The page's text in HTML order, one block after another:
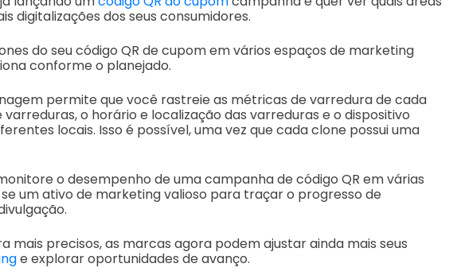
digitalizações dos seus consumidores.
do seu código QR de cupom em vários espaços de marketing
conforme o planejado.
permite que você rastreie as métricas de varredura de cada
varreduras, o horário e localização das varreduras e o dispositivo
locais. Isso é possível, uma vez que cada clone possui uma
o desempenho de uma campanha de código QR em várias
um ativo de marketing valioso para traçar o progresso de
mais precisos, as marcas agora podem ajustar ainda mais seus
e explorar oportunidades de avanço.